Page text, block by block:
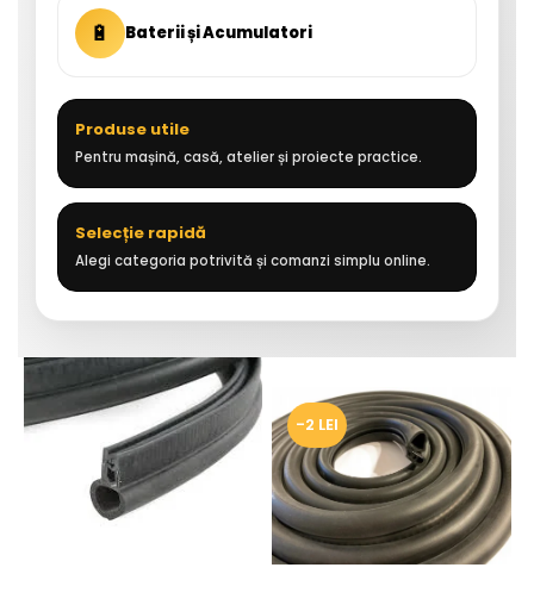
🔋 Baterii și Acumulatori
Produse utile
Pentru mașină, casă, atelier și proiecte practice.
Selecție rapidă
Alegi categoria potrivită și comanzi simplu online.
-2 LEI